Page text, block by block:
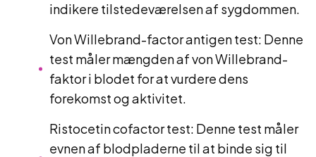
indikere tilstedeværelsen af ​​sygdommen.
Von Willebrand-factor antigen test: Denne
test måler mængden af ​​von Willebrand-
faktor i blodet for at vurdere dens
forekomst og aktivitet.
Ristocetin cofactor test: Denne test måler
evnen af ​​blodpladerne til at binde sig til